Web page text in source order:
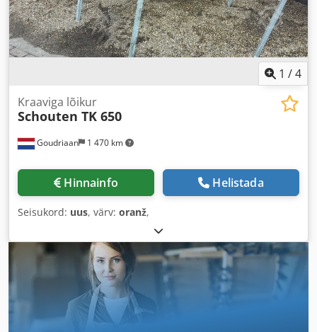
1 /4
Goudriaan 1 470 km
Kraaviga lõikur
Schouten TK 650
Hinnainfo Helistada
Seisukord: uus, värv: oranž,